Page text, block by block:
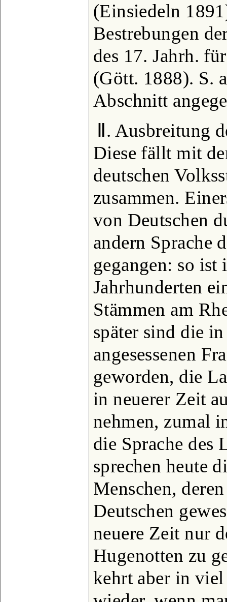
(Einsiedeln
Bestrebungen
des 17. Jahrh.
(Gött. 1888). S.
Abschnitt
Ⅱ. Ausbreitung
Diese fällt mit
deutschen
zusammen.
von Deutschen
andern Sprache
gegangen: so ist
Jahrhunderten
Stämmen am
später sind die
angesessenen
geworden, die
in neuerer Zeit
nehmen, zumal
die Sprache des
sprechen heute
Menschen,
Deutschen
neuere Zeit nur
Hugenotten zu
kehrt aber in